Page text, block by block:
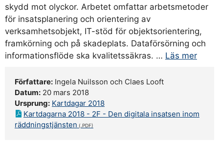
skydd mot olyckor. Arbetet omfattar arbetsmetoder
för insatsplanering och orientering av
verksamhetsobjekt, IT-stöd för objektsorientering,
framkörning och på skadeplats. Dataförsörning och
informationsflöde ska kvalitetssäkras. … Läs mer
Författare: Ingela Nuilsson och Claes Looft
Datum: 20 mars 2018
Ursprung: Kartdagar 2018
Kartdagarna 2018 - 2F - Den digitala insatsen inom
räddningstjänsten